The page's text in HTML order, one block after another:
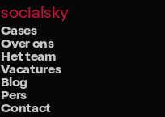
socialsky
Cases
Over ons
Het team
Vacatures
Blog
Pers
Contact